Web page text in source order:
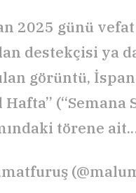
2025 günü
destekçisi ya
görüntü,
Hafta”
törene